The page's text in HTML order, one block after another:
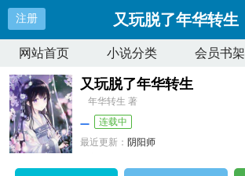
注册 又玩脱了年华转生
网站首页 小说分类 会员书架
又玩脱了年华转生
年华转生 著
连载中
最近更新： 阴阳师